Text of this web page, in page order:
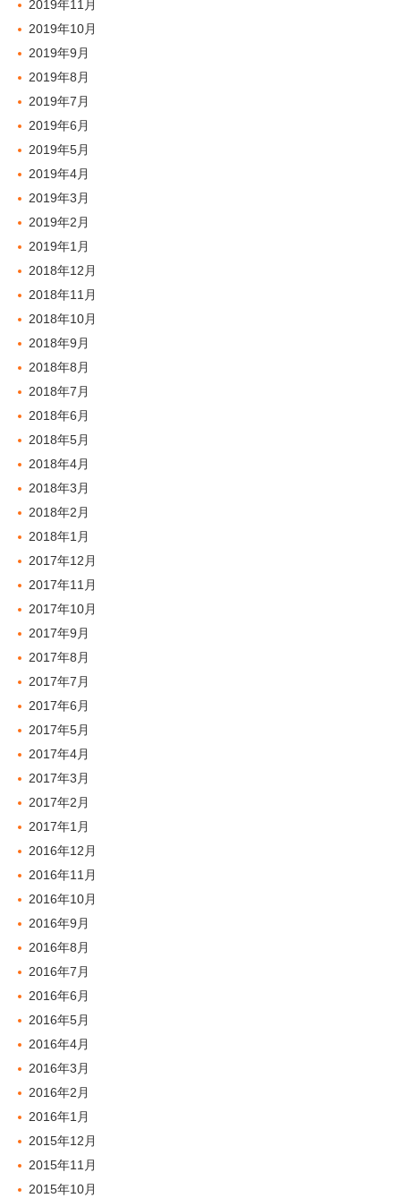
2019年11月
2019年10月
2019年9月
2019年8月
2019年7月
2019年6月
2019年5月
2019年4月
2019年3月
2019年2月
2019年1月
2018年12月
2018年11月
2018年10月
2018年9月
2018年8月
2018年7月
2018年6月
2018年5月
2018年4月
2018年3月
2018年2月
2018年1月
2017年12月
2017年11月
2017年10月
2017年9月
2017年8月
2017年7月
2017年6月
2017年5月
2017年4月
2017年3月
2017年2月
2017年1月
2016年12月
2016年11月
2016年10月
2016年9月
2016年8月
2016年7月
2016年6月
2016年5月
2016年4月
2016年3月
2016年2月
2016年1月
2015年12月
2015年11月
2015年10月